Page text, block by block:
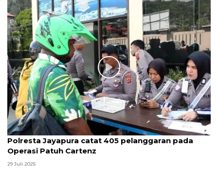
Polresta Jayapura catat 405 pelanggaran pada
Operasi Patuh Cartenz
29 Juli 2025